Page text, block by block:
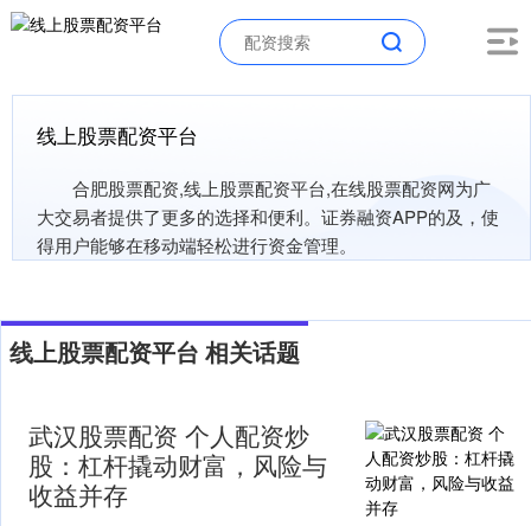
线上股票配资平台
合肥股票配资,线上股票配资平台,在线股票配资网为广
大交易者提供了更多的选择和便利。证券融资APP的及，使
得用户能够在移动端轻松进行资金管理。
线上股票配资平台 相关话题
武汉股票配资 个人配资炒
股：杠杆撬动财富，风险与
收益并存